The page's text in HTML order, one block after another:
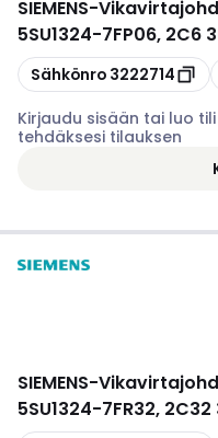
SIEMENS-
5SU1324-7FP06, 2C6
Kopioi
Sähkönro 3222714
Kirjaudu sisään tai luo
tehdäksesi tilauksen
SIEMENS-
5SU1324-7FR32,